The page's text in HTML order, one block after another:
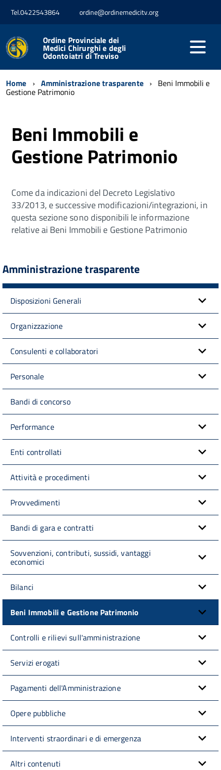
Tel.0422543864 ordine@ordinemedicitv.org
Ordine Provinciale dei
Medici Chirurghi e degli
Odontoiatri di Treviso
Home Amministrazione trasparente Beni Immobili e
Gestione Patrimonio
Beni Immobili e
Gestione Patrimonio
Come da indicazioni del Decreto Legislativo
33/2013, e successive modificazioni/integrazioni, in
questa sezione sono disponibili le informazione
relative ai Beni Immobili e Gestione Patrimonio
Amministrazione trasparente
Disposizioni Generali
Organizzazione
Consulenti e collaboratori
Personale
Bandi di concorso
Performance
Enti controllati
Attività e procedimenti
Provvedimenti
Bandi di gara e contratti
Sovvenzioni, contributi, sussidi, vantaggi
economici
Bilanci
Beni Immobili e Gestione Patrimonio
Controlli e rilievi sull'amministrazione
Servizi erogati
Pagamenti dell'Amministrazione
Opere pubbliche
Interventi straordinari e di emergenza
Altri contenuti